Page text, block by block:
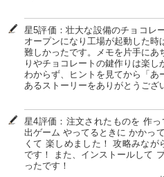
星5評価：壮大な設備のチョコレ
オープンになり工場が起動した時
難しかったです。メモを片手にあ
りやチョコレートの鍵作りは楽し
わからず、ヒントを見てから「
あるストーリーをありがとうござ
星4評価：注文されたものを 作
出ゲーム やってるときに かかっ
くて 楽しめました！ 攻略みな
です！ また、インストールして
ったです！